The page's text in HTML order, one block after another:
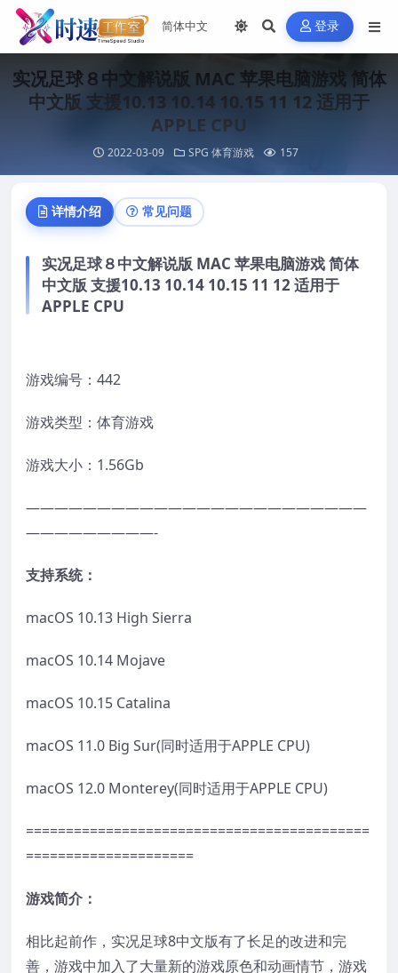
登录
实况足球８中文解说版 MAC 苹果电脑游戏 简体
中文版 支援10.13 10.14 10.15 11 12 适用于
APPLE CPU
2022-03-09 SPG 体育游戏 157
详情介绍 常见问题
实况足球８中文解说版 MAC 苹果电脑游戏 简体
中文版 支援10.13 10.14 10.15 11 12 适用于
APPLE CPU
游戏编号：442
游戏类型：体育游戏
游戏大小：1.56Gb
————————————————————————
—————————-
支持系统：
macOS 10.13 High Sierra
macOS 10.14 Mojave
macOS 10.15 Catalina
macOS 11.0 Big Sur(同时适用于APPLE CPU)
macOS 12.0 Monterey(同时适用于APPLE CPU)
===========================================
=====================
游戏简介：
相比起前作，实况足球8中文版有了长足的改进和完
善，游戏中加入了大量新的游戏原色和动画情节，游戏